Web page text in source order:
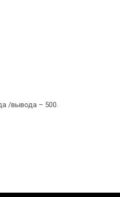
/вывода – 500.